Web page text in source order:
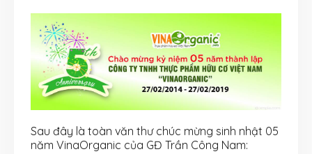
Sau đây là toàn văn thư chúc mừng sinh nhật 05
năm VinaOrganic của GĐ Trần Công Nam: